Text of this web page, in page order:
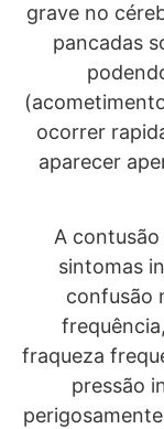
grave no
pancadas
ocorrer
aparecer
A
sintomas
confusão
fraqueza
pressão